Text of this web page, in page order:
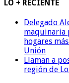
LO + RECIENTE
Delegado
maquinaria
hogares
Unión
Llaman a
región de